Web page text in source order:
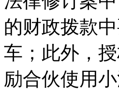
的财政拨款
车；此外，
励合伙使用